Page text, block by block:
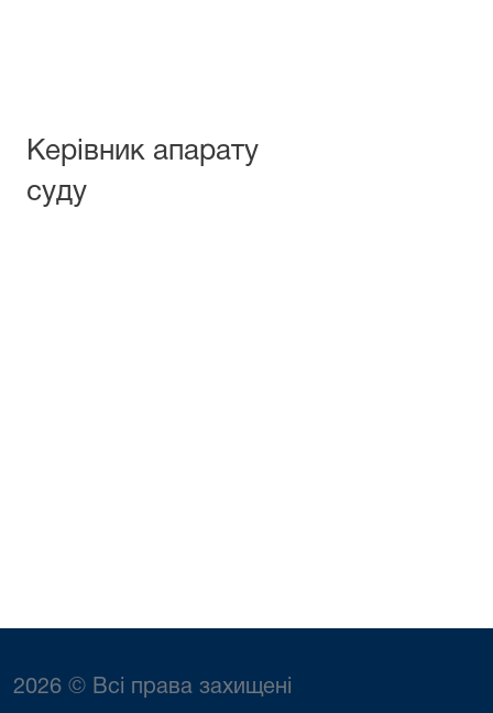
Керівник апарату
суду
2026 © Всі права захищені